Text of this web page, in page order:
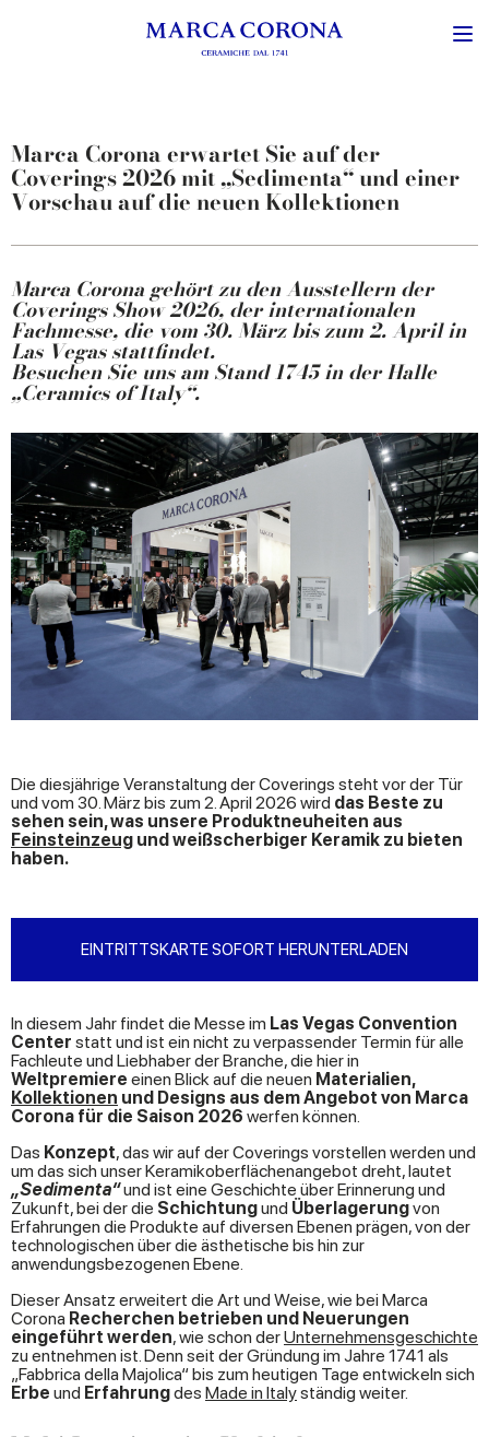
Marca Corona erwartet Sie auf der
Coverings 2026 mit „Sedimenta“ und einer
Vorschau auf die neuen Kollektionen
Marca Corona gehört zu den Ausstellern der
Coverings Show 2026, der internationalen
Fachmesse, die vom 30. März bis zum 2. April in
Las Vegas stattfindet.
Besuchen Sie uns am Stand 1745 in der Halle
„Ceramics of Italy“.
Die diesjährige Veranstaltung der Coverings steht vor der Tür
und vom 30. März bis zum 2. April 2026 wird das Beste zu
sehen sein, was unsere Produktneuheiten aus
Feinsteinzeug und weißscherbiger Keramik zu bieten
haben.
EINTRITTSKARTE SOFORT HERUNTERLADEN
In diesem Jahr findet die Messe im Las Vegas Convention
Center statt und ist ein nicht zu verpassender Termin für alle
Fachleute und Liebhaber der Branche, die hier in
Weltpremiere einen Blick auf die neuen Materialien,
Kollektionen und Designs aus dem Angebot von Marca
Corona für die Saison 2026 werfen können.
Das Konzept, das wir auf der Coverings vorstellen werden und
um das sich unser Keramikoberflächenangebot dreht, lautet
„Sedimenta“und ist eine Geschichte über Erinnerung und
Zukunft, bei der die Schichtungund Überlagerungvon
Erfahrungen die Produkte auf diversen Ebenen prägen, von der
technologischen über die ästhetische bis hin zur
anwendungsbezogenen Ebene.
Dieser Ansatz erweitert die Art und Weise, wie bei Marca
Corona Recherchen betrieben und Neuerungen
eingeführt werden, wie schon derUnternehmensgeschichte
zu entnehmen ist. Denn seit der Gründung im Jahre 1741 als
„Fabbrica della Majolica“ bis zum heutigen Tage entwickeln sich
Erbe und Erfahrungdes Made in Italyständig weiter.